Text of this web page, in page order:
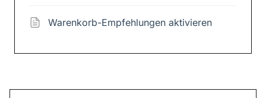
Warenkorb-Empfehlungen aktivieren